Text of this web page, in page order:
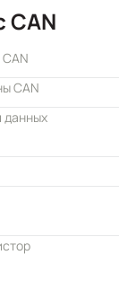
CAN
CAN
данных